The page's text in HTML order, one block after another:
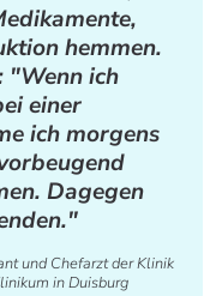
hemmen.
"Wenn ich
einer
ich morgens
Dagegen
und Chefarzt der Klinik
in Duisburg